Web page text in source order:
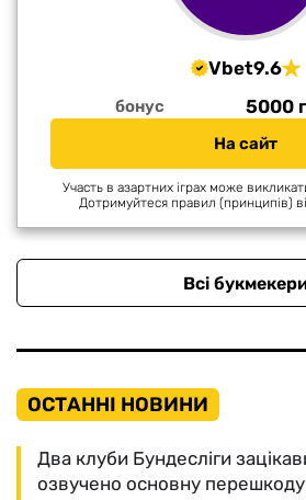
Vbet9.6
бонус 5000
На сайт
Участь в азартних іграх може
Дотримуйтеся правил (принципів)
Всі
ОСТАННІ НОВИНИ
Два клуби Бундесліги
озвучено основну